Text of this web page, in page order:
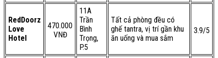
RedDoorz
Love
Hotel
470.000
VNĐ
11A
Trần
Bình
Trọng,
P.5
Tất cả phòng đều có
ghế tantra, vị trí gần khu
ăn uống và mua sắm
3.9/5